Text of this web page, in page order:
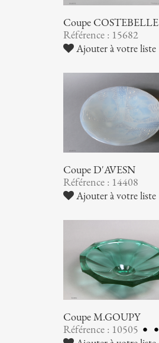
Coupe COSTEBELLE
Référence : 15682
Ajouter à votre liste
Coupe D'AVESN
Référence : 14408
Ajouter à votre liste
Coupe M.GOUPY
Référence : 10505